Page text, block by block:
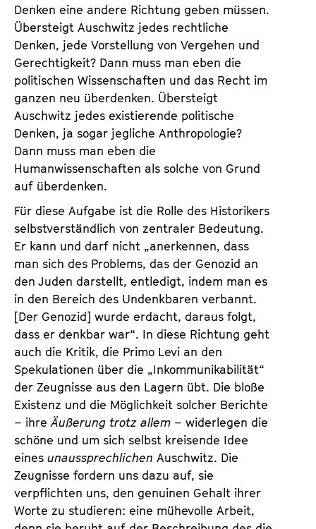
Denken eine andere Richtung geben müssen.
Übersteigt Auschwitz jedes rechtliche
Denken, jede Vorstellung von Vergehen und
Gerechtigkeit? Dann muss man eben die
politischen Wissenschaften und das Recht im
ganzen neu überdenken. Übersteigt
Auschwitz jedes existierende politische
Denken, ja sogar jegliche Anthropologie?
Dann muss man eben die
Humanwissenschaften als solche von Grund
auf überdenken.
Für diese Aufgabe ist die Rolle des Historikers
selbstverständlich von zentraler Bedeutung.
Er kann und darf nicht „anerkennen, dass
man sich des Problems, das der Genozid an
den Juden darstellt, entledigt, indem man es
in den Bereich des Undenkbaren verbannt.
[Der Genozid] wurde erdacht, daraus folgt,
dass er denkbar war“. In diese Richtung geht
auch die Kritik, die Primo Levi an den
Spekulationen über die „Inkommunikabilität“
der Zeugnisse aus den Lagern übt. Die bloße
Existenz und die Möglichkeit solcher Berichte
– ihreÄußerung trotz allem – widerlegen die
schöne und um sich selbst kreisende Idee
eines unaussprechlichen Auschwitz. Die
Zeugnisse fordern uns dazu auf, sie
verpflichten uns, den genuinen Gehalt ihrer
Worte zu studieren: eine mühevolle Arbeit,